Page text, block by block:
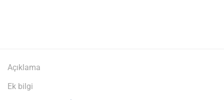
Açıklama
Ek bilgi